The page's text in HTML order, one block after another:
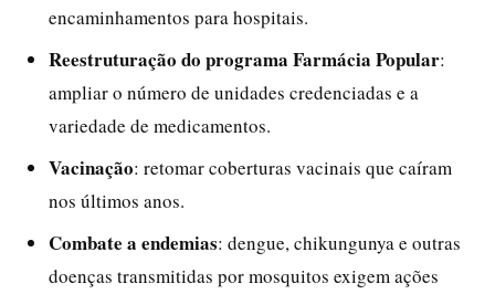
encaminhamentos para hospitais.
Reestruturação do programa Farmácia Popular:
ampliar o número de unidades credenciadas e a
variedade de medicamentos.
Vacinação: retomar coberturas vacinais que caíram
nos últimos anos.
Combate a endemias: dengue, chikungunya e outras
doenças transmitidas por mosquitos exigem ações